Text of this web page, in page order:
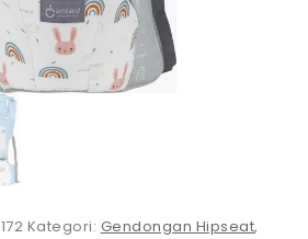
Kategori: Gendongan Hipseat,